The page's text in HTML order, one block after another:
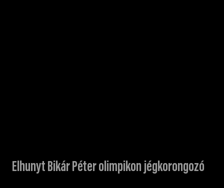
Elhunyt Bikár Péter olimpikon jégkorongozó